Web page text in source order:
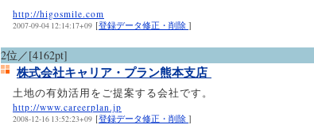
http://higosmile.com
2007-09-04 12:14:17+09 [登録データ修正・削除 ]
2位／[4162pt]
株式会社キャリア・プラン熊本支店
土地の有効活用をご提案する会社です。
http://www.careerplan.jp
2008-12-16 13:52:23+09 [登録データ修正・削除 ]